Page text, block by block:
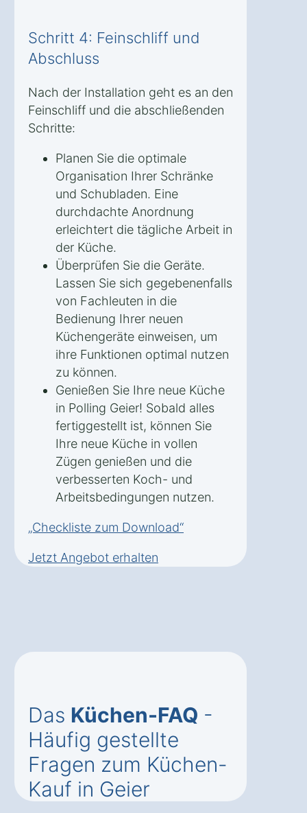
Schritt 4: Feinschliff und
Abschluss
Nach der Installation geht es an den
Feinschliff und die abschließenden
Schritte:
Planen Sie die optimale
Organisation Ihrer Schränke
und Schubladen. Eine
durchdachte Anordnung
erleichtert die tägliche Arbeit in
der Küche.
Überprüfen Sie die Geräte.
Lassen Sie sich gegebenenfalls
von Fachleuten in die
Bedienung Ihrer neuen
Küchengeräte einweisen, um
ihre Funktionen optimal nutzen
zu können.
Genießen Sie Ihre neue Küche
in Polling Geier! Sobald alles
fertiggestellt ist, können Sie
Ihre neue Küche in vollen
Zügen genießen und die
verbesserten Koch- und
Arbeitsbedingungen nutzen.
„Checkliste zum Download“
Jetzt Angebot erhalten
Das Küchen-FAQ -
Häufig gestellte
Fragen zum Küchen-
Kauf in Geier